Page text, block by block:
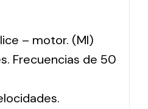
– motor. (MI)
Frecuencias de 50